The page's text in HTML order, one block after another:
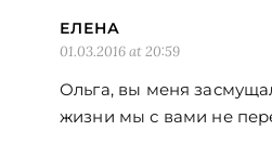
ЕЛЕНА
01.03.2016 at 20:59
Ольга, вы меня
жизни мы с вами не